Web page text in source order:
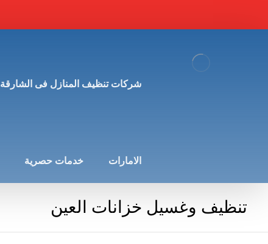
شركات تنظيف المنازل فى الشارقة
الامارات خدمات حصرية
تنظيف وغسيل خزانات العين